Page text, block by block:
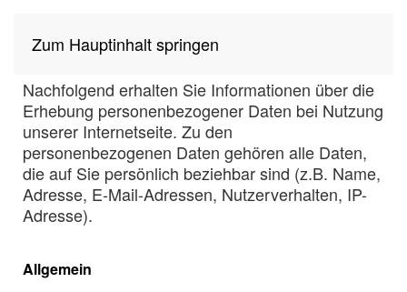
Zum Hauptinhalt springen
Datenschutzerklärung
Nachfolgend erhalten Sie Informationen über die
Erhebung personenbezogener Daten bei Nutzung
unserer Internetseite. Zu den
personenbezogenen Daten gehören alle Daten,
die auf Sie persönlich beziehbar sind (z.B. Name,
Adresse, E-Mail-Adressen, Nutzerverhalten, IP-
Adresse).
Allgemein